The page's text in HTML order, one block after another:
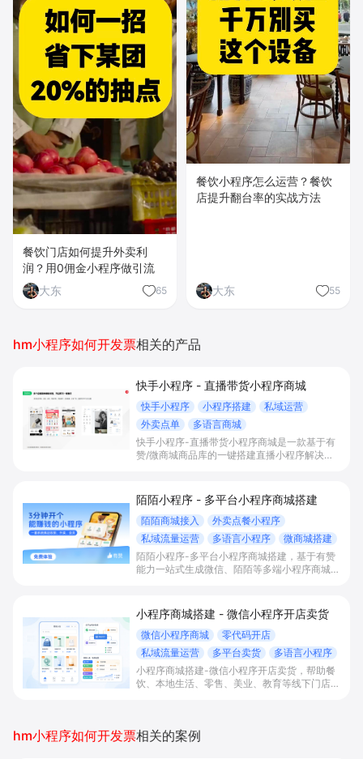
餐饮门店如何提升外卖利
润？用0佣金小程序做引流
大东
65
餐饮小程序怎么运营？餐饮
店提升翻台率的实战方法
大东 55
hm小程序如何开发票相关的产品
快手小程序 - 直播带货小程序商城
快手小程序 小程序搭建
私域运营
外卖点单
多语言商城
快手小程序-直播带货小程序商城是一款基于有
赞/微商城商品库的一键搭建直播小程序解决方
短下单路径、沉淀私域会员并提升转化与复购。
陌陌小程序 - 多平台小程序商城搭建
陌陌商城接入
外卖点餐小程序
私域流量运营
多语言小程序
微商城搭建
陌陌小程序-多平台小程序商城搭建，基于有赞
能力一站式生成微信、陌陌等多端小程序商城，
复购增长。
小程序商城搭建 - 微信小程序开店卖货
微信小程序商城
零代码开店
私域流量运营
多平台卖货
多语言小程序
小程序商城搭建-微信小程序开店卖货，帮助餐
饮、本地生活、零售、美业、教育等线下门店及
hm小程序如何开发票相关的案例